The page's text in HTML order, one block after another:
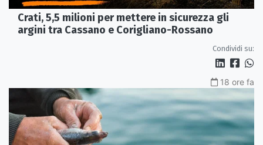
Crati, 5,5 milioni per mettere in sicurezza gli
argini tra Cassano e Corigliano-Rossano
Condividi su:
18 ore fa